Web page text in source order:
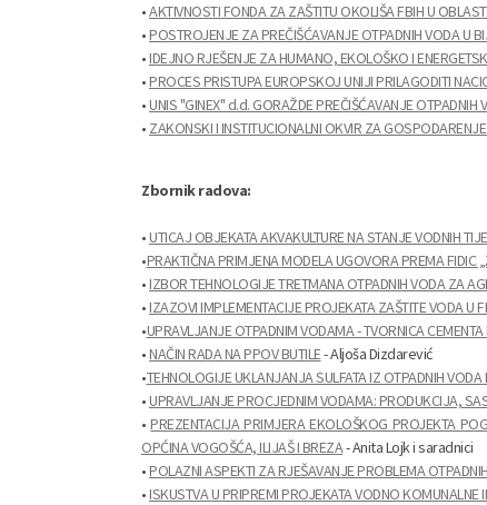
•AKTIVNOSTI FONDA ZA ZAŠTITU OKOLIŠA FBIH U
•POSTROJENJE ZA PREČIŠĆAVANJE OTPADNIH VODA U
•IDEJNO RJEŠENJE ZA HUMANO, EKOLOŠKO I
•PROCES PRISTUPA EUROPSKOJ UNIJI PRILAGODITI
•UNIS "GINEX" d.d. GORAŽDE PREČIŠĆAVANJE
• ZAKONSKI I INSTITUCIONALNI OKVIR ZA
Zbornik radova:
•UTICAJ OBJEKATA AKVAKULTURE NA STANJE VODNIH
•PRAKTIČNA PRIMJENA MODELA UGOVORA PREMA
•IZBOR TEHNOLOGIJE TRETMANA OTPADNIH VODA ZA
•IZAZOVI IMPLEMENTACIJE PROJEKATA ZAŠTITE VODA U
•UPRAVLJANJE OTPADNIM VODAMA - TVORNICA
•NAČIN RADA NA PPOV BUTILE- Aljoša Dizdarević
•TEHNOLOGIJE UKLANJANJA SULFATA IZ OTPADNIH VODA
•UPRAVLJANJE PROCJEDNIM VODAMA: PRODUKCIJA,
•PREZENTACIJA PRIMJERA EKOLOŠKOG PROJEKTA
OPĆINA VOGOŠĆA, ILIJAŠ I BREZA- Anita Lojk i saradnici
•POLAZNI ASPEKTI ZA RJEŠAVANJE PROBLEMA
•ISKUSTVA U PRIPREMI PROJEKATA VODNO KOMUNALNE